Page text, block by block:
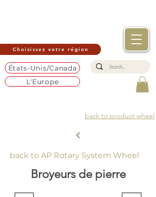
Choisissez votre région
États-Unis/Canada
L'Europe
back to product wheel
back to AP Rotary System Wheel
Broyeurs de pierre